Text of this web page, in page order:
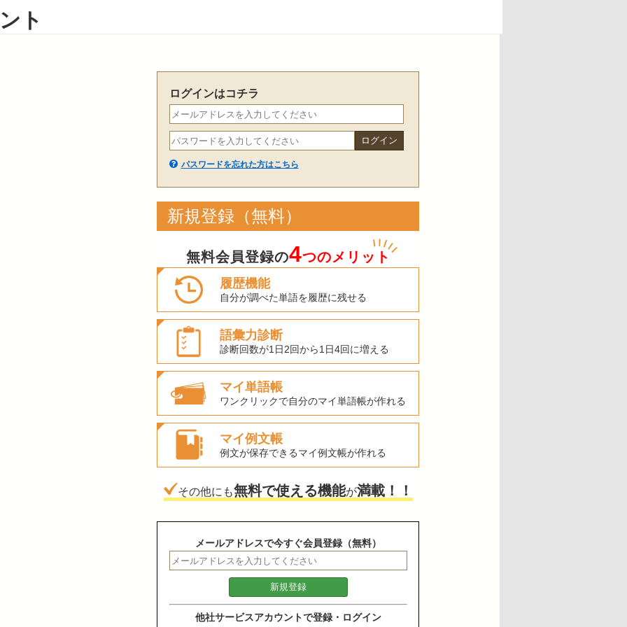
ト
ログインはコチラ
パスワードを忘れた方はこちら
新規登録（無料）
無料会員登録の4つのメリット
履歴機能
自分が調べた単語を履歴に残せる
語彙力診断
診断回数が1日2回から1日4回に増える
マイ単語帳
ワンクリックで自分のマイ単語帳が作れる
マイ例文帳
例文が保存できるマイ例文帳が作れる
その他にも無料で使える機能が満載！！
メールアドレスで今すぐ会員登録（無料）
他社サービスアカウントで登録・ログイン